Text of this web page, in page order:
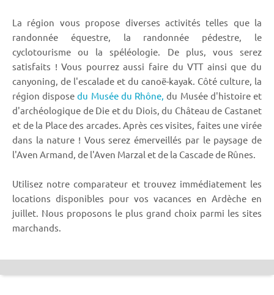
La région vous propose diverses activités telles que la
randonnée équestre, la randonnée pédestre, le
cyclotourisme ou la spéléologie. De plus, vous serez
satisfaits ! Vous pourrez aussi faire du VTT ainsi que du
canyoning, de l'escalade et du canoë-kayak. Côté culture, la
région disposedu Musée du Rhône, du Musée d'histoire et
d'archéologique de Die et du Diois, du Château de Castanet
et de la Place des arcades. Après ces visites, faites une virée
dans la nature ! Vous serez émerveillés par le paysage de
l'Aven Armand, de l'Aven Marzal et de la Cascade de Rûnes.
Utilisez notre comparateur et trouvez immédiatement les
locations disponibles pour vos vacances en Ardèche en
juillet. Nous proposons le plus grand choix parmi les sites
marchands.